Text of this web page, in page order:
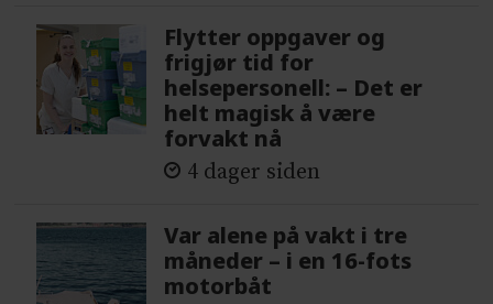
Flytter oppgaver og
frigjør tid for
helsepersonell: – Det er
helt magisk å være
forvakt nå
4 dager siden
Var alene på vakt i tre
måneder – i en 16-fots
motorbåt